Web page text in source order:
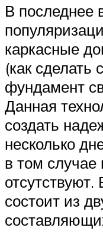
В последнее
каркасные
(как
фундамент
Данная
создать
несколько
в том случае
состоит из